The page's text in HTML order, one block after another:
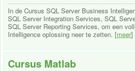
In de Cursus SQL Server Business
SQL Server Integration Services, SQL
SQL Server Reporting Services, om een
Intelligence oplossing neer te zetten. [meer]
Cursus Matlab